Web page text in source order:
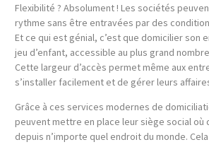
Flexibilité ? Absolument ! Les sociétés
rythme sans être entravées par des
Et ce qui est génial, c’est que domicilier son
jeu d’enfant, accessible au plus grand
Cette largeur d’accès permet même aux
s’installer facilement et de gérer leurs
Grâce à ces services modernes de
peuvent mettre en place leur siège social où
depuis n’importe quel endroit du monde.